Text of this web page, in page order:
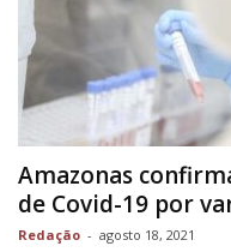
Amazonas
de Covid-19 por
Redação - agosto 18, 2021